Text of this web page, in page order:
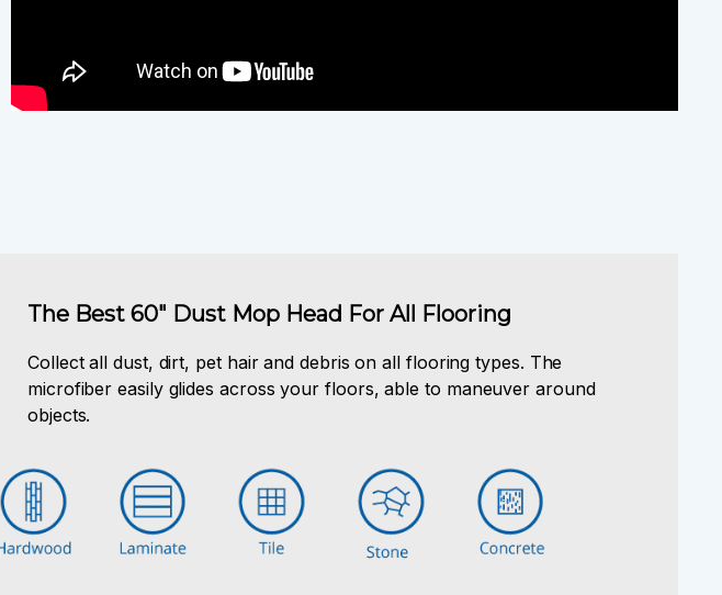
The Best 60" Dust Mop Head For All Flooring
Collect all dust, dirt, pet hair and debris on all flooring types. The
microfiber easily glides across your floors, able to maneuver around
objects.